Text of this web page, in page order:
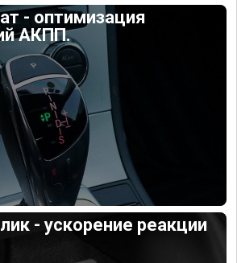
- оптимизация
АКПП.
- ускорение реакции